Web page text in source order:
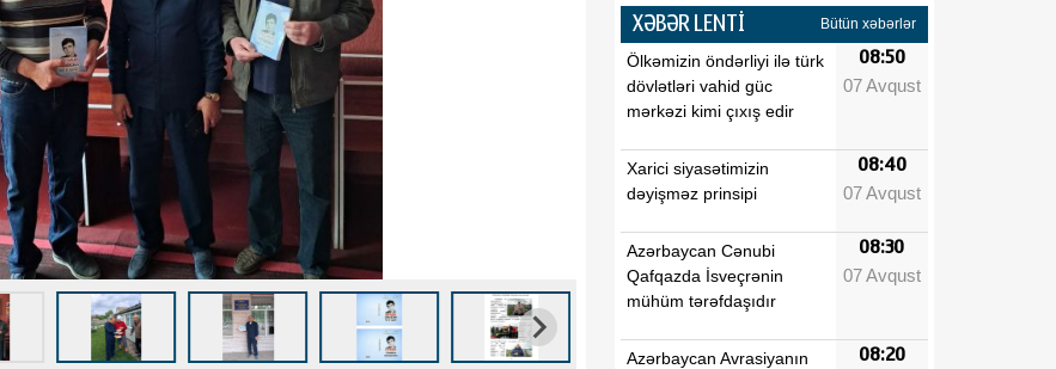
XƏBƏR LENTİ Bütün xəbərlər
Ölkəmizin öndərliyi ilə türk
dövlətləri vahid güc
mərkəzi kimi çıxış edir
08:50
07 Avqust
Xarici siyasətimizin
dəyişməz prinsipi
08:40
07 Avqust
Azərbaycan Cənubi
Qafqazda İsveçrənin
mühüm tərəfdaşıdır
08:30
07 Avqust
Azərbaycan Avrasiyanın
08:20